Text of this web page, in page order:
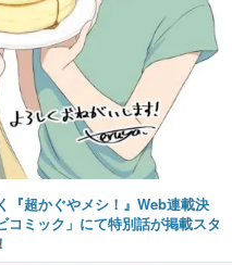
『超かぐやメシ！』Web連載決
コミック」にて特別話が掲載スタ